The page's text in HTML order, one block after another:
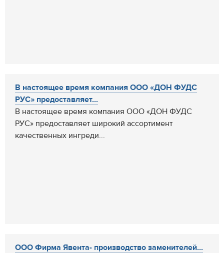
В настоящее время компания ООО «ДОН ФУДС
РУС» предоставляет...
В настоящее время компания ООО «ДОН ФУДС
РУС» предоставляет широкий ассортимент
качественных ингреди...
ООО Фирма Явента- производство заменителей...